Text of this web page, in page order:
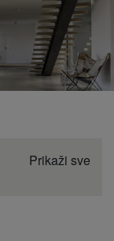
Prikaži sve